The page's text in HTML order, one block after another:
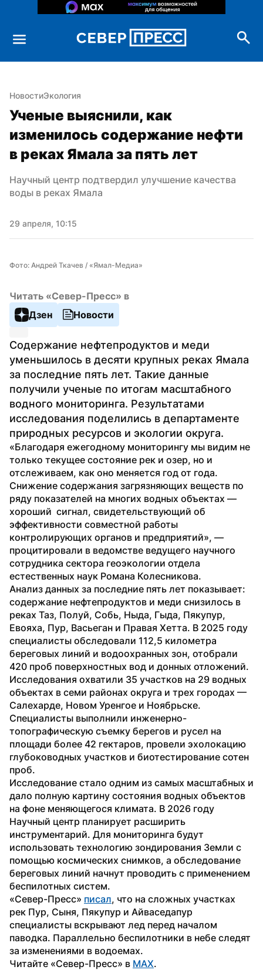
НовостиЭкология
Ученые выяснили, как
изменилось содержание нефти
в реках Ямала за пять лет
Научный центр подтвердил улучшение качества
воды в реках Ямала
29 апреля, 10:15
Фото: Андрей Ткачев / «Ямал-Медиа»
Читать «Север-Пресс» в
Дзен
Новости
Содержание нефтепродуктов и меди
уменьшилось в десяти крупных реках Ямала
за последние пять лет. Такие данные
получили ученые по итогам масштабного
водного мониторинга. Результатами
исследования поделились в департаменте
природных ресурсов и экологии округа.
«Благодаря ежегодному мониторингу мы видим не
только текущее состояние рек и озер, но и
отслеживаем, как оно меняется год от года.
Снижение содержания загрязняющих веществ по
ряду показателей на многих водных объектах —
хороший  сигнал, свидетельствующий об
эффективности совместной работы
контролирующих органов и предприятий», —
процитировали в ведомстве ведущего научного
сотрудника сектора геоэкологии отдела
естественных наук Романа Колесникова.
Анализ данных за последние пять лет показывает:
содержание нефтепродуктов и меди снизилось в
реках Таз, Полуй, Собь, Ныда, Гыда, Пякупур,
Евояха, Пур, Васьеган и Правая Хетта. В 2025 году
специалисты обследовали 112,5 километра
береговых линий и водоохранных зон, отобрали
420 проб поверхностных вод и донных отложений.
Исследования охватили 35 участков на 29 водных
объектах в семи районах округа и трех городах —
Салехарде, Новом Уренгое и Ноябрьске.
Специалисты выполнили инженерно-
топографическую съемку берегов и русел на
площади более 42 гектаров, провели эхолокацию
глубоководных участков и биотестирование сотен
проб.
Исследование стало одним из самых масштабных и
дало полную картину состояния водных объектов
на фоне меняющегося климата. В 2026 году
Научный центр планирует расширить
инструментарий. Для мониторинга будут
использовать технологию зондирования Земли с
помощью космических снимков, а обследование
береговых линий начнут проводить с применением
беспилотных систем.
«Север-Пресс» писал, что на сложных участках
рек Пур, Сыня, Пякупур и Айваседапур
специалисты вскрывают лед перед началом
паводка. Параллельно беспилотники в небе следят
за изменениями в водоемах.
Читайте «Север-Пресс» в MAX.